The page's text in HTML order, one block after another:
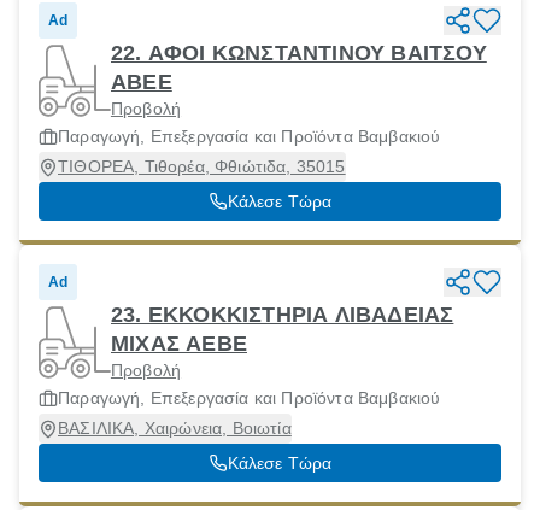
Ad
22. ΑΦΟΙ ΚΩΝΣΤΑΝΤΙΝΟΥ ΒΑΙΤΣΟΥ
ΑΒΕΕ
Προβολή
Παραγωγή, Επεξεργασία και Προϊόντα Βαμβακιού
ΤΙΘΟΡΕΑ, Τιθορέα, Φθιώτιδα, 35015
Κάλεσε Τώρα
Ad
23. ΕΚΚΟΚΚΙΣΤΗΡΙΑ ΛΙΒΑΔΕΙΑΣ
ΜΙΧΑΣ ΑΕΒΕ
Προβολή
Παραγωγή, Επεξεργασία και Προϊόντα Βαμβακιού
ΒΑΣΙΛΙΚΑ, Χαιρώνεια, Βοιωτία
Κάλεσε Τώρα